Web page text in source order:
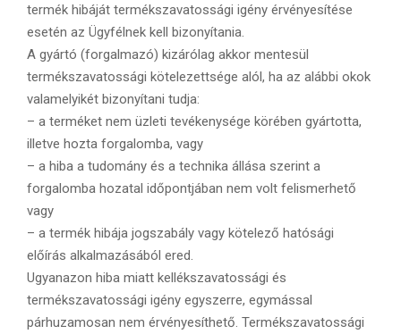
termék hibáját termékszavatossági igény érvényesítése
esetén az Ügyfélnek kell bizonyítania.
A gyártó (forgalmazó) kizárólag akkor mentesül
termékszavatossági kötelezettsége alól, ha az alábbi okok
valamelyikét bizonyítani tudja:
– a terméket nem üzleti tevékenysége körében gyártotta,
illetve hozta forgalomba, vagy
– a hiba a tudomány és a technika állása szerint a
forgalomba hozatal időpontjában nem volt felismerhető
vagy
– a termék hibája jogszabály vagy kötelező hatósági
előírás alkalmazásából ered.
Ugyanazon hiba miatt kellékszavatossági és
termékszavatossági igény egyszerre, egymással
párhuzamosan nem érvényesíthető. Termékszavatossági